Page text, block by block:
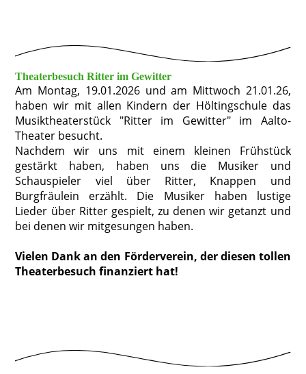
Theaterbesuch Ritter im Gewitter
Am Montag, 19.01.2026 und am Mittwoch 21.01.26,
haben wir mit allen Kindern der Höltingschule das
Musiktheaterstück "Ritter im Gewitter" im Aalto-
Theater besucht.
Nachdem wir uns mit einem kleinen Frühstück
gestärkt haben, haben uns die Musiker und
Schauspieler viel über Ritter, Knappen und
Burgfräulein erzählt. Die Musiker haben lustige
Lieder über Ritter gespielt, zu denen wir getanzt und
bei denen wir mitgesungen haben.
Vielen Dank an den Förderverein, der diesen tollen
Theaterbesuch finanziert hat!